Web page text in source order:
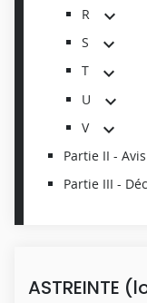
R
S
T
U
V
Partie II -
Partie III -
ASTREINTE